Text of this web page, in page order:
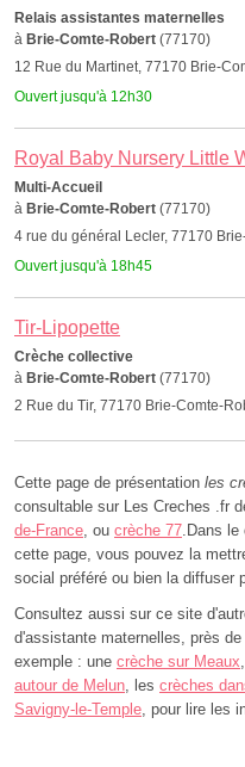
Relais assistantes maternelles
à Brie-Comte-Robert (77170)
12 Rue du Martinet, 77170 Brie-
Ouvert jusqu'à 12h30
Royal Baby Nursery Little
Multi-Accueil
à Brie-Comte-Robert (77170)
4 rue du général Lecler, 77170
Ouvert jusqu'à 18h45
Tir-Lipopette
Crèche collective
à Brie-Comte-Robert (77170)
2 Rue du Tir, 77170 Brie-Comte-
Cette page de présentation les
consultable sur Les Creches .fr
de-France, ou crèche 77.Dans le
cette page, vous pouvez la
social préféré ou bien la diffuser
Consultez aussi sur ce site
d'assistante maternelles, près de
exemple : une crèche sur Meaux
autour de Melun, les crèches
Savigny-le-Temple, pour lire les